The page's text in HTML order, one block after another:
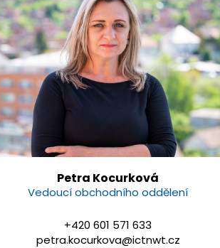
Petra Kocurková
Vedoucí obchodního oddělení
+420 601 571 633
petra.kocurkova@ictnwt.cz